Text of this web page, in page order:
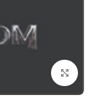
Click to enlarge